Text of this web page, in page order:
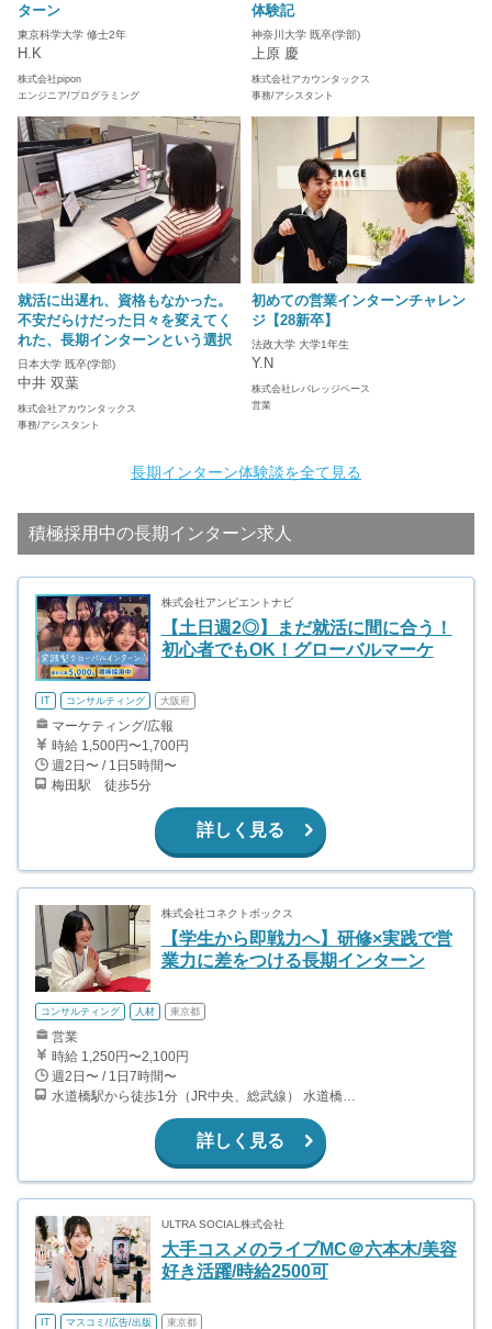
ターン
東京科学大学 修士2年
H.K
株式会社pipon
エンジニア/プログラミング
体験記
神奈川大学 既卒(学部)
上原 慶
株式会社アカウンタックス
事務/アシスタント
就活に出遅れ、資格もなかった。
不安だらけだった日々を変えてく
れた、長期インターンという選択
日本大学 既卒(学部)
中井 双葉
株式会社アカウンタックス
事務/アシスタント
初めての営業インターンチャレン
ジ【28新卒】
法政大学 大学1年生
Y.N
株式会社レバレッジベース
営業
長期インターン体験談を全て見る
積極採用中の長期インターン求人
株式会社アンビエントナビ
【土日週2◎】まだ就活に間に合う！
初心者でもOK！グローバルマーケ
IT コンサルティング 大阪府
マーケティング/広報
時給 1,500円〜1,700円
週2日〜 / 1日5時間〜
梅田駅 徒歩5分
詳しく見る
株式会社コネクトボックス
【学生から即戦力へ】研修×実践で営
業力に差をつける長期インターン
コンサルティング 人材 東京都
営業
時給 1,250円〜2,100円
週2日〜 / 1日7時間〜
水道橋駅から徒歩1分（JR中央、総武線） 水道橋駅から徒歩6分（都営三田線）
詳しく見る
ULTRA SOCIAL株式会社
大手コスメのライブMC＠六本木/美容
好き活躍/時給2500可
IT マスコミ/広告/出版 東京都